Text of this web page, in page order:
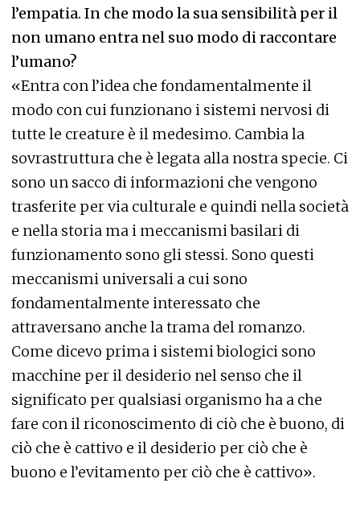
l’empatia. In che modo la sua sensibilità per il
non umano entra nel suo modo di raccontare
l’umano?
«Entra con l’idea che fondamentalmente il
modo con cui funzionano i sistemi nervosi di
tutte le creature è il medesimo. Cambia la
sovrastruttura che è legata alla nostra specie. Ci
sono un sacco di informazioni che vengono
trasferite per via culturale e quindi nella società
e nella storia ma i meccanismi basilari di
funzionamento sono gli stessi. Sono questi
meccanismi universali a cui sono
fondamentalmente interessato che
attraversano anche la trama del romanzo.
Come dicevo prima i sistemi biologici sono
macchine per il desiderio nel senso che il
significato per qualsiasi organismo ha a che
fare con il riconoscimento di ciò che è buono, di
ciò che è cattivo e il desiderio per ciò che è
buono e l’evitamento per ciò che è cattivo».